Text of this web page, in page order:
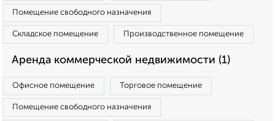
Помещение свободного назначения
Складское помещение Производственное помещение
Аренда коммерческой недвижимости (1)
Офисное помещение Торговое помещение
Помещение свободного назначения